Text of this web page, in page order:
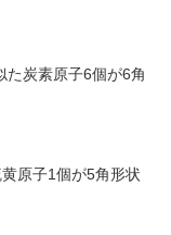
た炭素原子6個が6角
原子1個が5角形状